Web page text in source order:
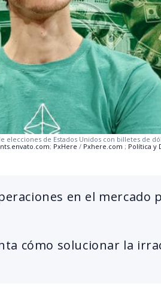
de Estados Unidos con billetes de
; PxHere / Pxhere.com ; Política y
en el mercado
cómo solucionar la